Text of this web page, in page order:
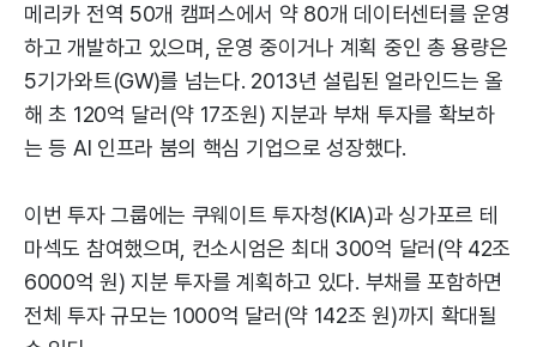
메리카 전역 50개 캠퍼스에서 약 80개 데이터센터를 운영
하고 개발하고 있으며, 운영 중이거나 계획 중인 총 용량은
5기가와트(GW)를 넘는다. 2013년 설립된 얼라인드는 올
해 초 120억 달러(약 17조원) 지분과 부채 투자를 확보하
는 등 AI 인프라 붐의 핵심 기업으로 성장했다.
이번 투자 그룹에는 쿠웨이트 투자청(KIA)과 싱가포르 테
마섹도 참여했으며, 컨소시엄은 최대 300억 달러(약 42조
6000억 원) 지분 투자를 계획하고 있다. 부채를 포함하면
전체 투자 규모는 1000억 달러(약 142조 원)까지 확대될